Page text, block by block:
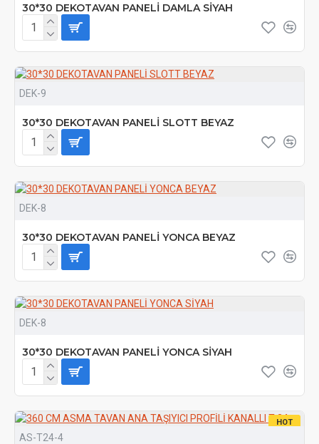
30*30 DEKOTAVAN PANELİ DAMLA SİYAH
DEK-9
30*30 DEKOTAVAN PANELİ SLOTT BEYAZ
DEK-8
30*30 DEKOTAVAN PANELİ YONCA BEYAZ
DEK-8
30*30 DEKOTAVAN PANELİ YONCA SİYAH
HOT
AS-T24-4